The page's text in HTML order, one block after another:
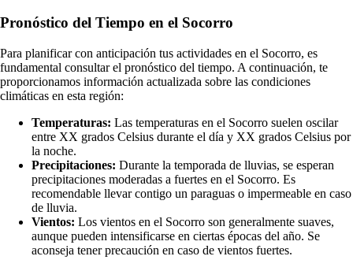
Pronóstico del Tiempo en el Socorro
Para planificar con anticipación tus actividades en el Socorro, es
fundamental consultar el pronóstico del tiempo. A continuación, te
proporcionamos información actualizada sobre las condiciones
climáticas en esta región:
Temperaturas: Las temperaturas en el Socorro suelen oscilar
entre XX grados Celsius durante el día y XX grados Celsius por
la noche.
Precipitaciones: Durante la temporada de lluvias, se esperan
precipitaciones moderadas a fuertes en el Socorro. Es
recomendable llevar contigo un paraguas o impermeable en caso
de lluvia.
Vientos: Los vientos en el Socorro son generalmente suaves,
aunque pueden intensificarse en ciertas épocas del año. Se
aconseja tener precaución en caso de vientos fuertes.